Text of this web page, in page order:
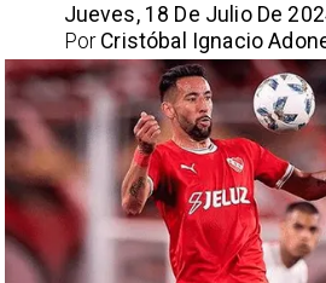
Jueves, 18 De Julio De
Cristóbal Ignacio
Por